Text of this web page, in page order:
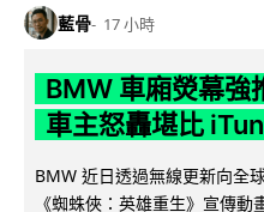
藍骨 17 小時
BMW 車廂熒幕
車主怒轟堪比
BMW 近日透過無線更新向全
《蜘蛛俠：英雄重生》宣傳